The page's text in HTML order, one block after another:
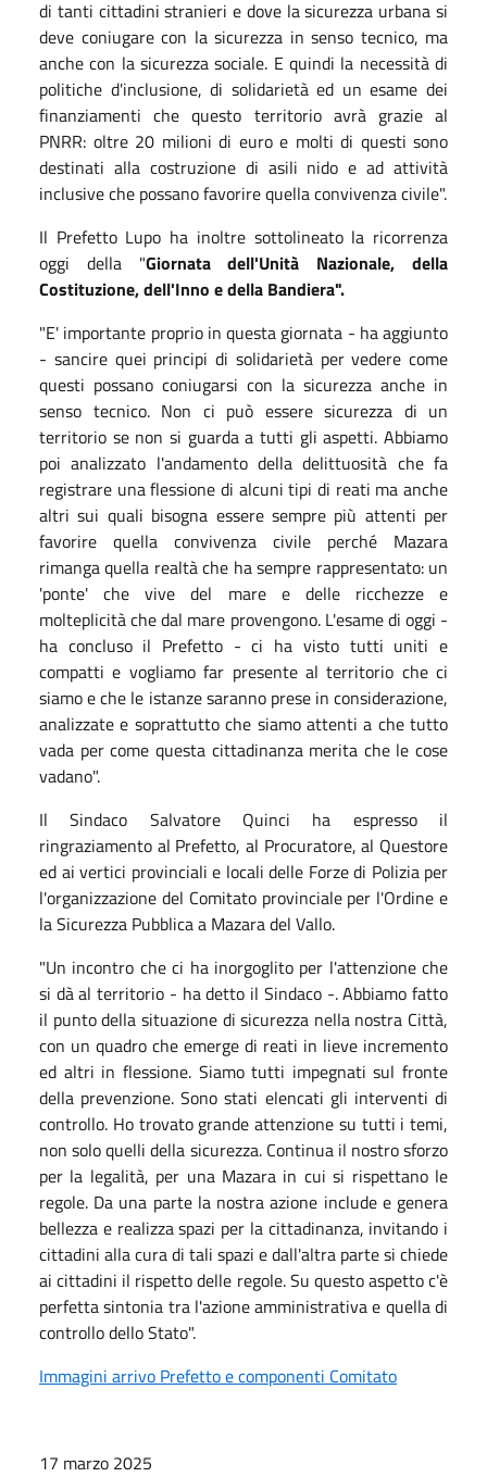
di tanti cittadini stranieri e dove la sicurezza urbana si
deve coniugare con la sicurezza in senso tecnico, ma
anche con la sicurezza sociale. E quindi la necessità di
politiche d'inclusione, di solidarietà ed un esame dei
finanziamenti che questo territorio avrà grazie al
PNRR: oltre 20 milioni di euro e molti di questi sono
destinati alla costruzione di asili nido e ad attività
inclusive che possano favorire quella convivenza civile".
Il Prefetto Lupo ha inoltre sottolineato la ricorrenza
oggi della "Giornata dell'Unità Nazionale, della
Costituzione, dell'Inno e della Bandiera".
"E' importante proprio in questa giornata - ha aggiunto
- sancire quei principi di solidarietà per vedere come
questi possano coniugarsi con la sicurezza anche in
senso tecnico. Non ci può essere sicurezza di un
territorio se non si guarda a tutti gli aspetti. Abbiamo
poi analizzato l'andamento della delittuosità che fa
registrare una flessione di alcuni tipi di reati ma anche
altri sui quali bisogna essere sempre più attenti per
favorire quella convivenza civile perché Mazara
rimanga quella realtà che ha sempre rappresentato: un
'ponte' che vive del mare e delle ricchezze e
molteplicità che dal mare provengono. L'esame di oggi -
ha concluso il Prefetto - ci ha visto tutti uniti e
compatti e vogliamo far presente al territorio che ci
siamo e che le istanze saranno prese in considerazione,
analizzate e soprattutto che siamo attenti a che tutto
vada per come questa cittadinanza merita che le cose
vadano".
Il Sindaco Salvatore Quinci ha espresso il
ringraziamento al Prefetto, al Procuratore, al Questore
ed ai vertici provinciali e locali delle Forze di Polizia per
l'organizzazione del Comitato provinciale per l'Ordine e
la Sicurezza Pubblica a Mazara del Vallo.
"Un incontro che ci ha inorgoglito per l'attenzione che
si dà al territorio - ha detto il Sindaco -. Abbiamo fatto
il punto della situazione di sicurezza nella nostra Città,
con un quadro che emerge di reati in lieve incremento
ed altri in flessione. Siamo tutti impegnati sul fronte
della prevenzione. Sono stati elencati gli interventi di
controllo. Ho trovato grande attenzione su tutti i temi,
non solo quelli della sicurezza. Continua il nostro sforzo
per la legalità, per una Mazara in cui si rispettano le
regole. Da una parte la nostra azione include e genera
bellezza e realizza spazi per la cittadinanza, invitando i
cittadini alla cura di tali spazi e dall'altra parte si chiede
ai cittadini il rispetto delle regole. Su questo aspetto c'è
perfetta sintonia tra l'azione amministrativa e quella di
controllo dello Stato".
Immagini arrivo Prefetto e componenti Comitato
17 marzo 2025